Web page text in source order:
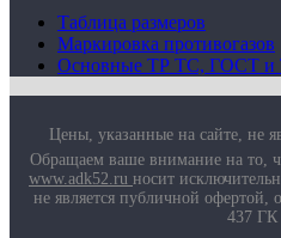
Таблица размеров
Маркировка противогазов
Основные ТР ТС, ГОСТ и
Цены, указанные на сайте, не
Обращаем ваше внимание на то,
www.adk52.ru носит
не является публичной офертой,
437